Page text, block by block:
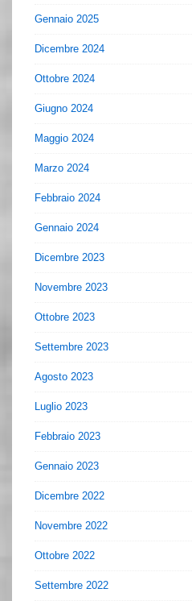
Gennaio 2025
Dicembre 2024
Ottobre 2024
Giugno 2024
Maggio 2024
Marzo 2024
Febbraio 2024
Gennaio 2024
Dicembre 2023
Novembre 2023
Ottobre 2023
Settembre 2023
Agosto 2023
Luglio 2023
Febbraio 2023
Gennaio 2023
Dicembre 2022
Novembre 2022
Ottobre 2022
Settembre 2022